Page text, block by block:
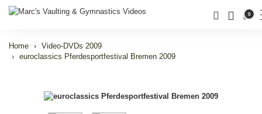
0
Home
Video-DVDs 2009
euroclassics Pferdesportfestival Bremen 2009